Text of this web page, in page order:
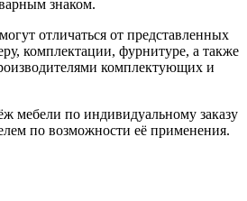
знаком.
отличаться от представленных
комплектации, фурнитуре, а также
комплектующих и
мебели по индивидуальному заказу
по возможности её применения.